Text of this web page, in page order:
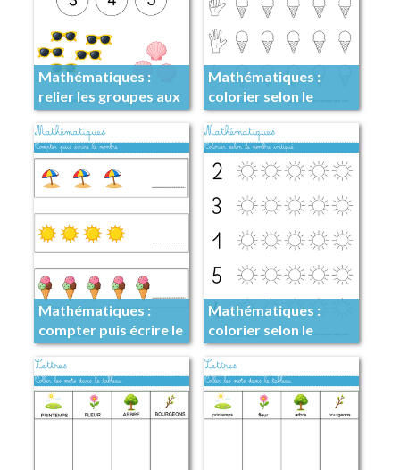
Mathématiques :
relier les groupes aux
nombres
Mathématiques :
colorier selon le
nombre indiqué
Mathématiques :
compter puis écrire le
nombre
Mathématiques :
colorier selon le
nombre indiqué